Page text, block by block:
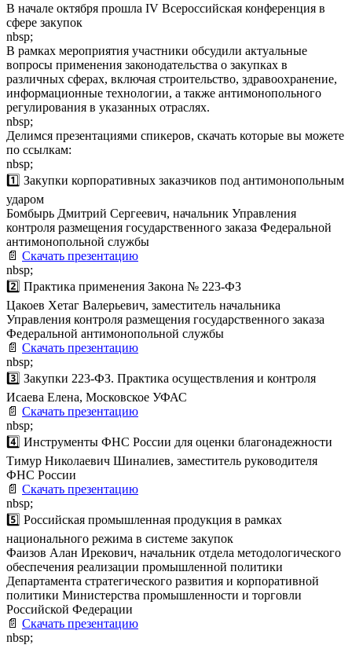
В начале октября прошла IV Всероссийская конференция в
сфере закупок
nbsp;
В рамках мероприятия участники обсудили актуальные
вопросы применения законодательства о закупках в
различных сферах, включая строительство, здравоохранение,
информационные технологии, а также антимонопольного
регулирования в указанных отраслях.
nbsp;
Делимся презентациями спикеров, скачать которые вы можете
по ссылкам:
nbsp;
1️⃣ Закупки корпоративных заказчиков под антимонопольным
ударом
Бомбырь Дмитрий Сергеевич, начальник Управления
контроля размещения государственного заказа Федеральной
антимонопольной службы
📄 Скачать презентацию
nbsp;
2️⃣ Практика применения Закона № 223-ФЗ
Цакоев Хетаг Валерьевич, заместитель начальника
Управления контроля размещения государственного заказа
Федеральной антимонопольной службы
📄 Скачать презентацию
nbsp;
3️⃣ Закупки 223-ФЗ. Практика осуществления и контроля
Исаева Елена, Московское УФАС
📄 Скачать презентацию
nbsp;
4️⃣ Инструменты ФНС России для оценки благонадежности
Тимур Николаевич Шиналиев, заместитель руководителя
ФНС России
📄 Скачать презентацию
nbsp;
5️⃣ Российская промышленная продукция в рамках
национального режима в системе закупок
Фаизов Алан Ирекович, начальник отдела методологического
обеспечения реализации промышленной политики
Департамента стратегического развития и корпоративной
политики Министерства промышленности и торговли
Российской Федерации
📄 Скачать презентацию
nbsp;